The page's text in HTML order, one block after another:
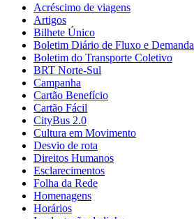
Acréscimo de viagens
Artigos
Bilhete Único
Boletim Diário de Fluxo e Demanda
Boletim do Transporte Coletivo
BRT Norte-Sul
Campanha
Cartão Benefício
Cartão Fácil
CityBus 2.0
Cultura em Movimento
Desvio de rota
Direitos Humanos
Esclarecimentos
Folha da Rede
Homenagens
Horários